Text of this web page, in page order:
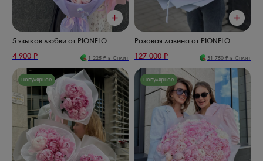
5 языков любви от PIONFLO
4 900 ₽ 1 225 ₽ в Сплит
Розовая лавина от PIONFLO
127 000 ₽ 31 750 ₽ в Сплит
Популярное Популярное